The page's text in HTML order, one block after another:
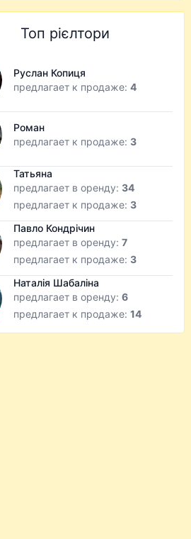
Топ рієлтори
Руслан Копиця
предлагает к продаже:4
Роман
предлагает к продаже: 3
Татьяна
предлагает в оренду: 34
предлагает к продаже: 3
Павло Кондрічин
предлагает в оренду:7
предлагает к продаже: 3
Наталія Шабаліна
предлагает в оренду:6
предлагает к продаже:14